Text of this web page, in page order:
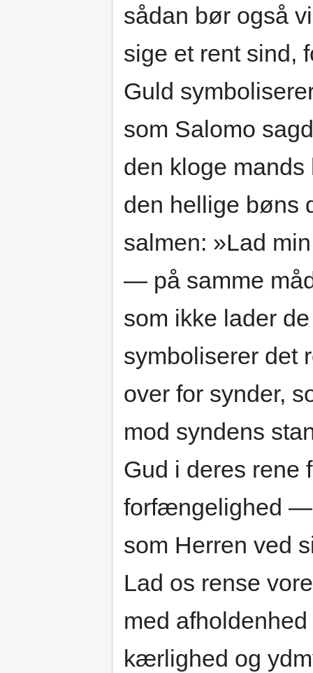
sådan bør også
sige et rent sind,
Guld
som Salomo
den kloge mands
den hellige bøns
salmen: »Lad
— på samme
som ikke lader
symboliserer det
over for synder,
mod syndens
Gud i deres rene
forfængelighed —
som Herren ved
Lad os rense
med
kærlighed og